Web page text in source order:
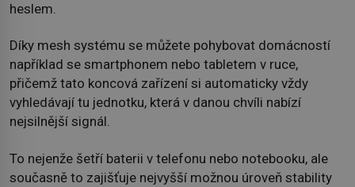
heslem.
Díky mesh systému se můžete pohybovat domácností
například se smartphonem nebo tabletem v ruce,
přičemž tato koncová zařízení si automaticky vždy
vyhledávají tu jednotku, která v danou chvíli nabízí
nejsilnější signál.
To nejenže šetří baterii v telefonu nebo notebooku, ale
současně to zajišťuje nejvyšší možnou úroveň stability